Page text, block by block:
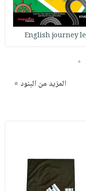
English journey le
5
المزيد من البنود »